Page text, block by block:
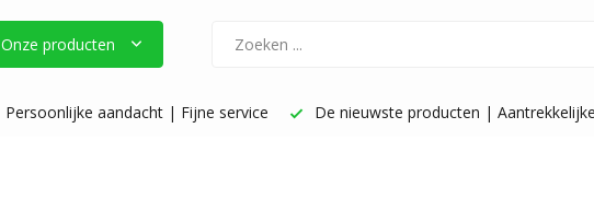
Onze producten
Persoonlijke aandacht | Fijne service De nieuwste producten |